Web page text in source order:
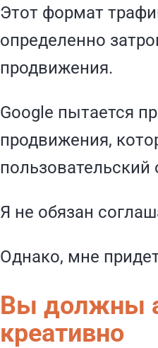
Этот формат
определенно
продвижения.
Google пытается
продвижения,
пользовательский
Я не обязан
Однако, мне
Вы должны
креативно